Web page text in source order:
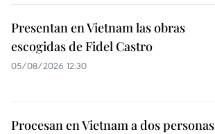
Presentan en Vietnam las obras
escogidas de Fidel Castro
05/08/2026 12:30
Procesan en Vietnam a dos personas